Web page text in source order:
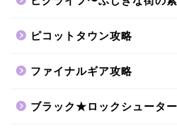
ピコットタウン攻略
ファイナルギア攻略
ブラック★ロックシュータ